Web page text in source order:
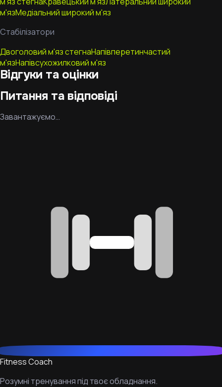
м'язМедіальний широкий м'яз
Стабілізатори
Двоголовий м'яз стегнаНапівперетинчастий
м'язНапівсухожилковий м'яз
Відгуки та оцінки
Питання та відповіді
Завантажуємо…
Fitness Coach
Розумні тренування під твоє обладнання.